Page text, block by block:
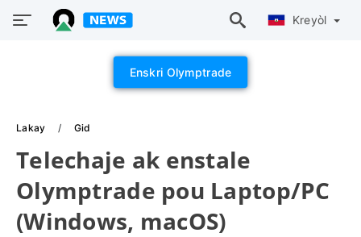
Kreyòl
Enskri Olymptrade
Lakay Gid
Telechaje ak enstale
Olymptrade pou Laptop/PC
(Windows, macOS)